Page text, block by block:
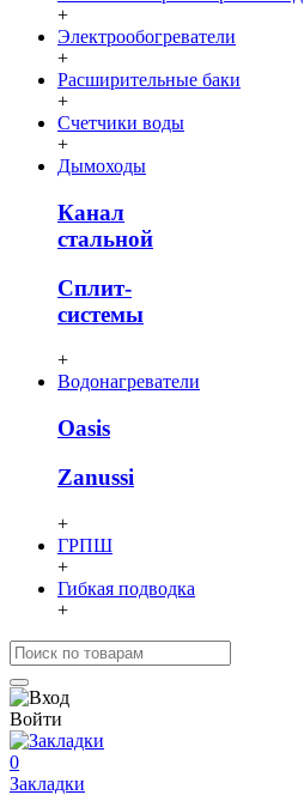
+
Электрообогреватели
+
Расширительные баки
+
Счетчики воды
+
Дымоходы
Канал
стальной
Сплит-
системы
+
Водонагреватели
Oasis
Zanussi
+
ГРПШ
+
Гибкая подводка
+
Войти
0
Закладки